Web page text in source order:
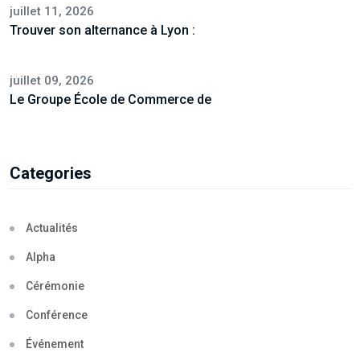
juillet 11, 2026
Trouver son alternance à Lyon :
juillet 09, 2026
Le Groupe École de Commerce de
Categories
Actualités
Alpha
Cérémonie
Conférence
Événement